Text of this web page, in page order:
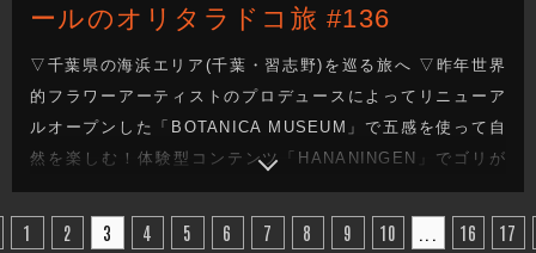
ールのオリタラドコ旅 #136
▽千葉県の海浜エリア(千葉・習志野)を巡る旅へ ▽昨年世界
的フラワーアーティストのプロデュースによってリニューア
ルオープンした「BOTANICA MUSEUM」で五感を使って自
然を楽しむ！体験型コンテンツ「HANANINGEN」でゴリが
華麗に大変身！フラワー川田も登場！？ ▽隣接するレストラ
ンで庭を眺めながらのお食事も！ ▽今週もガレッジセールの
1 2 3 4 5 6 7 8 9 10 16 17